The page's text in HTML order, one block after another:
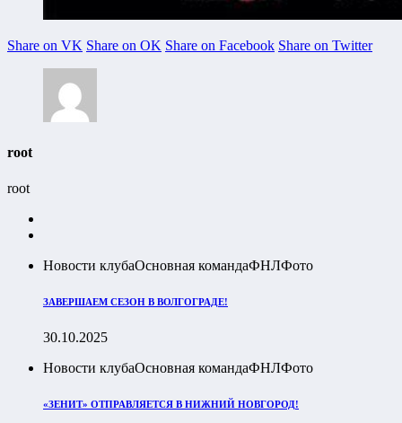
Share on VK Share on OK Share on Facebook Share on Twitter
root
root
Новости клубаОсновная командаФНЛФото
ЗАВЕРШАЕМ СЕЗОН В ВОЛГОГРАДЕ!
30.10.2025
Новости клубаОсновная командаФНЛФото
«ЗЕНИТ» ОТПРАВЛЯЕТСЯ В НИЖНИЙ НОВГОРОД!